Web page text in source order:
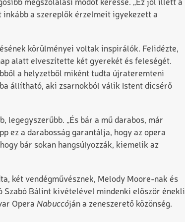
megszólalási módot keresse. „Ez jól illett a
a szereplők érzelmeit igyekezett a
körülményei voltak inspirálók. Felidézte,
alatt elveszítette két gyerekét és feleségét.
a helyzetből miként tudta újrateremteni
állítható, aki zsarnokból válik Istent dicsérő
legegyszerűbb. „És bár a mű darabos, már
ez a darabosság garantálja, hogy az opera
bár sokan hangsúlyozzák, kiemelik az
két vendégművésznek, Melody Moore-nak és
Szabó Bálint kivételével mindenki először énekli
Opera Nabuccóján a zeneszerető közönség.